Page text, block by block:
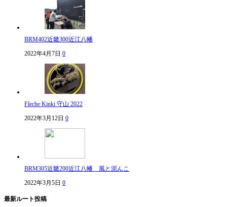
BRM402近畿300近江八幡
2022年4月7日 0
Fleche Kinki 守山 2022
2022年3月12日 0
BRM305近畿200近江八幡 風と泥んこ
2022年3月5日 0
最新ルート投稿